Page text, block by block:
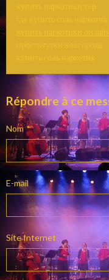
купить наркотики тор
где купить соль наркотик
купить наркотики онлайн
проститутки новгорода
купить соль наркотик
Répondre à ce
Nom
E-mail
Site Internet